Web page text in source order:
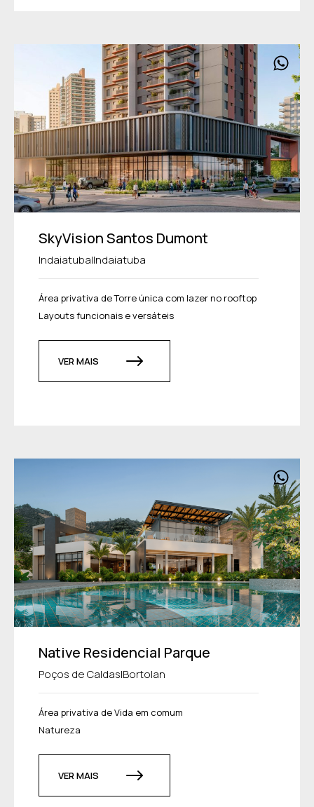
SkyVision Santos Dumont
Indaiatuba|Indaiatuba
Área privativa de Torre única com lazer no rooftop
Layouts funcionais e versáteis
VER MAIS
Native Residencial Parque
Poços de Caldas|Bortolan
Área privativa de Vida em comum
Natureza
VER MAIS